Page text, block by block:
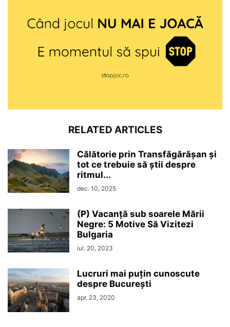
RELATED ARTICLES
Călătorie prin Transfăgărășan și
tot ce trebuie să știi despre
ritmul...
dec. 10, 2025
(P) Vacanță sub soarele Mării
Negre: 5 Motive Să Vizitezi
Bulgaria
iul. 20, 2023
Lucruri mai puțin cunoscute
despre București
apr. 23, 2020